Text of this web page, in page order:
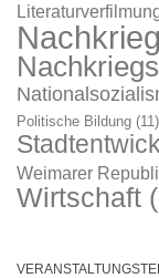
Politische Bildung (11)
Weimarer
Wirtschaft